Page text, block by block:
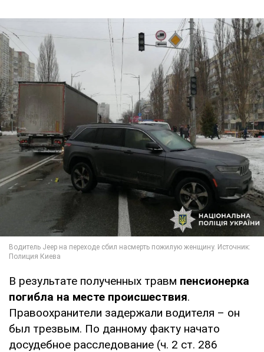
В результате полученных травм пенсионерка
погибла на месте происшествия.
Правоохранители задержали водителя – он
был трезвым. По данному факту начато
досудебное расследование (ч. 2 ст. 286